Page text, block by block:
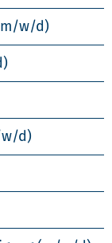
w/d)
d)